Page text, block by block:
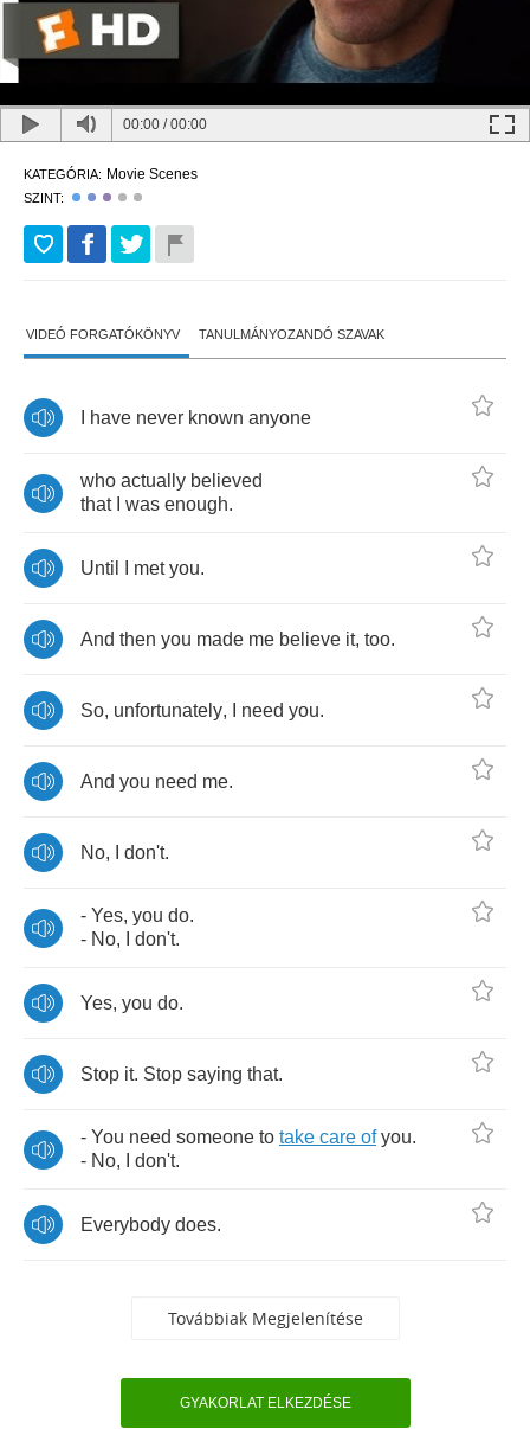
00:00 /00:00
KATEGÓRIA: Movie Scenes
SZINT:
VIDEÓ FORGATÓKÖNYV TANULMÁNYOZANDÓ SZAVAK
have never known anyone
who actually believed
that
was enough.
Until met you.
And then you made me believe it, too.
So, unfortunately, need you.
And you need me.
No, don't.
- Yes, you do.
- No, don't.
Yes, you do.
Stop it. Stop saying that.
- You need someone to take care of you.
- No, don't.
Everybody does.
Továbbiak Megjelenítése
GYAKORLAT ELKEZDÉSE